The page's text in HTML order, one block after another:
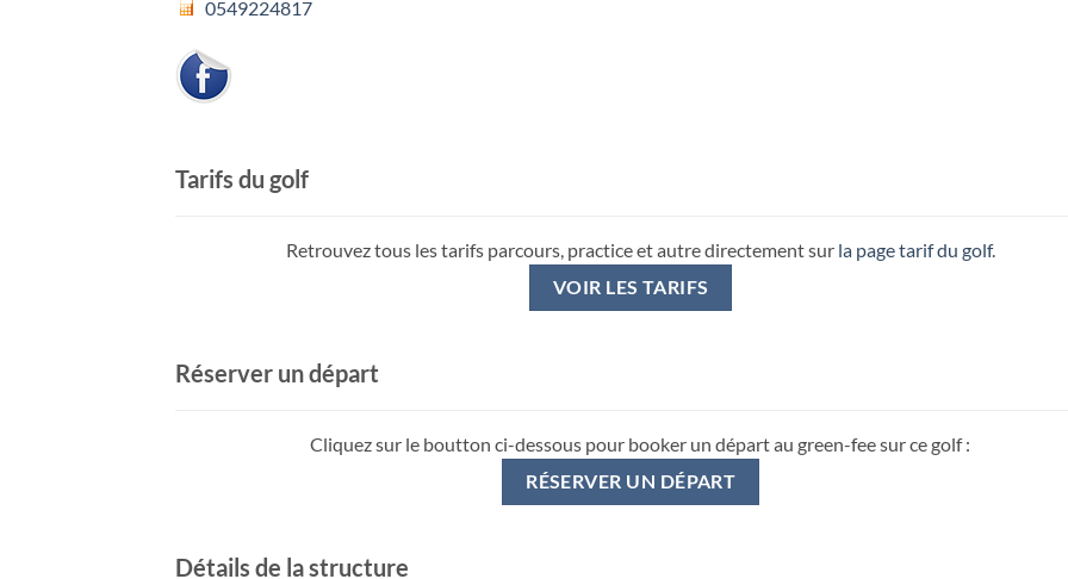
0549224817
Tarifs du golf
Retrouvez tous les tarifs parcours, practice et autre directement sur la page tarif du golf.
VOIR LES TARIFS
Réserver un départ
Cliquez sur le boutton ci-dessous pour booker un départ au green-fee sur ce golf :
RÉSERVER UN DÉPART
Détails de la structure